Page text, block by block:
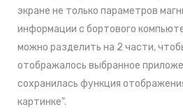
экране не только параметров
информации с бортового
можно разделить на 2 части,
отображалось выбранное
сохранилась функция
картинке".